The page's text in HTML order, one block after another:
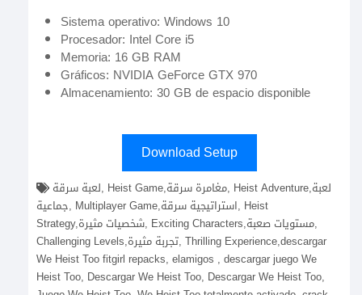
Sistema operativo: Windows 10
Procesador: Intel Core i5
Memoria: 16 GB RAM
Gráficos: NVIDIA GeForce GTX 970
Almacenamiento: 30 GB de espacio disponible
Download Setup
جماعية, Multiplayer Game,استراتيجية سرقة, Heist
Strategy,شخصيات مثيرة, Exciting Characters,مستويات صعبة,
Challenging Levels,تجربة مثيرة, Thrilling Experience,descargar
We Heist Too fitgirl repacks, elamigos , descargar juego We
Heist Too, Descargar We Heist Too, Descargar We Heist Too,